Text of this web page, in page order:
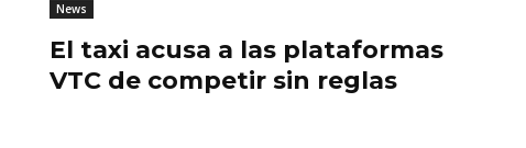
News
El taxi acusa a las plataformas
VTC de competir sin reglas